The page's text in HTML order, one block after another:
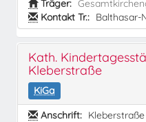
Träger:
Kontakt Tr.: Balthasar-
Kath.
Kleberstraße
KiGa
Anschrift: